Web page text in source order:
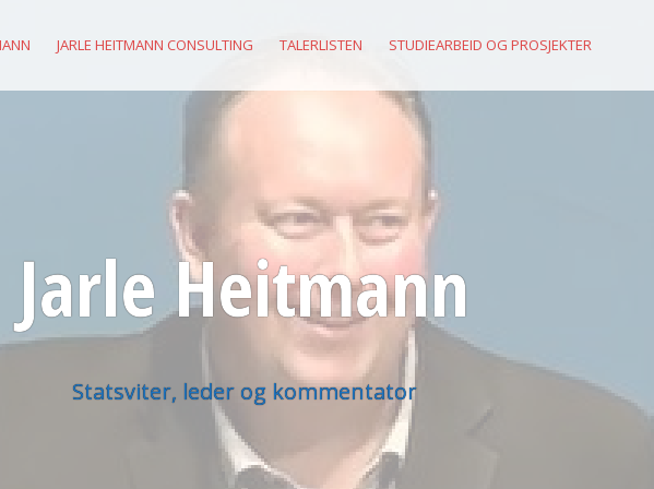
JARLE HEITMANN CONSULTING TALERLISTEN STUDIEARBEID OG PROSJEKTER
Jarle Heitmann
Statsviter, leder og kommentator